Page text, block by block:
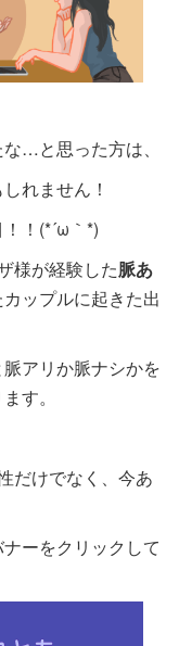
…と思った方は、
れません！
！(*´ω｀*)
様が経験した脈あ
ップルに起きた出
アリか脈ナシかを
す。
だけでなく、今あ
ーをクリックして